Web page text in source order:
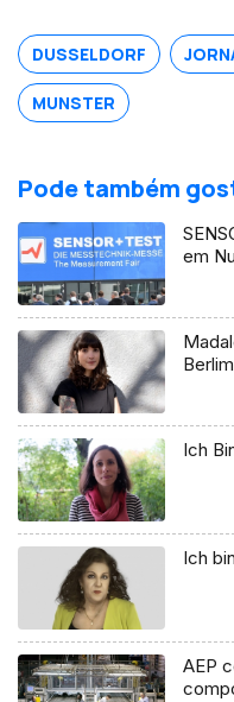
DUSSELDORF
MUNSTER
Pode também
em
Berlim
Ich
Ich
AEP